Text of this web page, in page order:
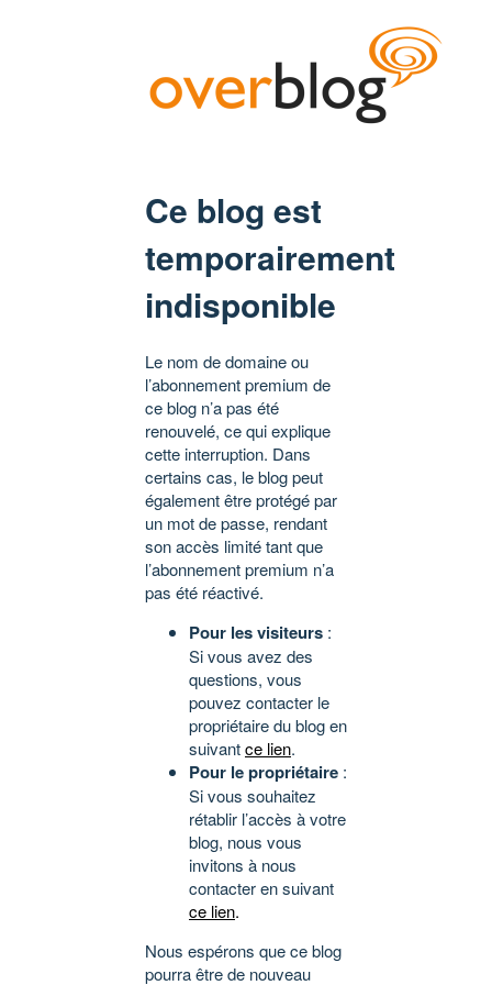
Ce blog est
temporairement
indisponible
Le nom de domaine ou
l’abonnement premium de
ce blog n’a pas été
renouvelé, ce qui explique
cette interruption. Dans
certains cas, le blog peut
également être protégé par
un mot de passe, rendant
son accès limité tant que
l’abonnement premium n’a
pas été réactivé.
Pour les visiteurs :
Si vous avez des
questions, vous
pouvez contacter le
propriétaire du blog en
suivantce lien.
Pour le propriétaire :
Si vous souhaitez
rétablir l’accès à votre
blog, nous vous
invitons à nous
contacter en suivant
ce lien.
Nous espérons que ce blog
pourra être de nouveau